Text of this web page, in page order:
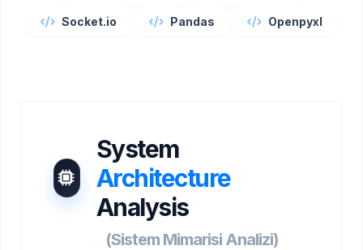
Socket.io Pandas Openpyxl
System
Architecture
Analysis
(Sistem Mimarisi Analizi)